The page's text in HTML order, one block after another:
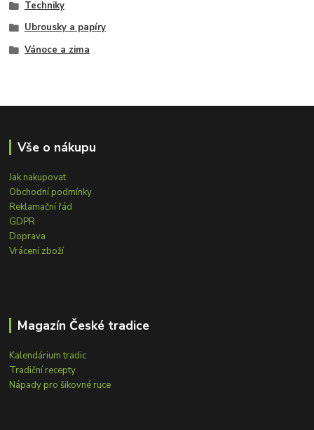
Techniky
Ubrousky a papíry
Vánoce a zima
Vše o nákupu
Jak nakupovat
Obchodní podmínky
Reklamační řád
GDPR
Doprava
Vrácení zboží
Magazín České tradice
Kalendárium tradic
Tradiční recepty
Nápady pro šikovné ruce